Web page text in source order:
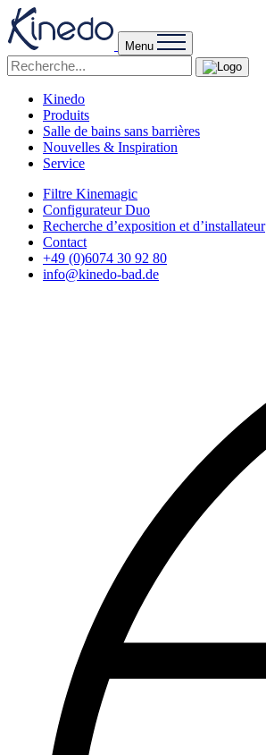
Menu
Kinedo
Produits
Salle de bains sans barrières
Nouvelles & Inspiration
Service
Filtre Kinemagic
Configurateur Duo
Recherche d’exposition et d’installateur
Contact
+49 (0)6074 30 92 80
info@kinedo-bad.de